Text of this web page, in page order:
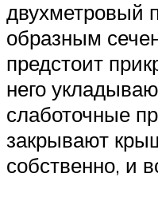
двухметровый
образным
предстоит
него
слаботочные
закрывают
собственно, и